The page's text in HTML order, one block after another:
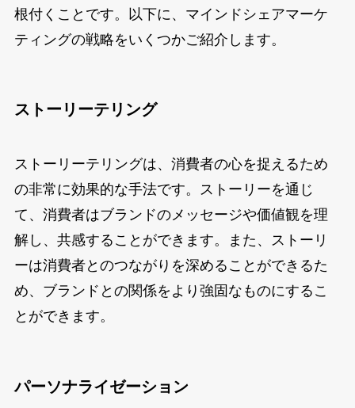
根付くことです。以下に、マインドシェアマーケ
ティングの戦略をいくつかご紹介します。
ストーリーテリング
ストーリーテリングは、消費者の心を捉えるため
の非常に効果的な手法です。ストーリーを通じ
て、消費者はブランドのメッセージや価値観を理
解し、共感することができます。また、ストーリ
ーは消費者とのつながりを深めることができるた
め、ブランドとの関係をより強固なものにするこ
とができます。
パーソナライゼーション